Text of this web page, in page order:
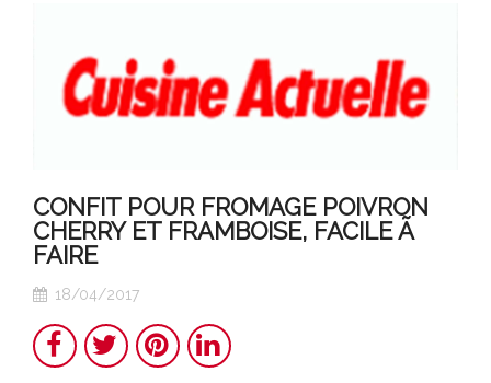
CONFIT POUR FROMAGE POIVRON
CHERRY ET FRAMBOISE, FACILE Ã
FAIRE
18/04/2017